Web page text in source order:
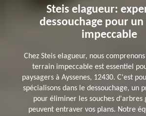
Steis elagueur:
dessouchage pour
impeccable
Chez Steis elagueur, nous
terrain impeccable est essentiel
paysagers à Ayssenes, 12430. C'est
spécialisons dans le dessouchage, un
pour éliminer les souches d'arbres
peuvent entraver vos plans. Notre